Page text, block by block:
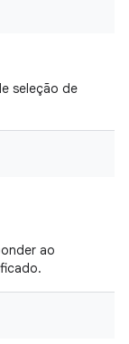
seleção de
ao